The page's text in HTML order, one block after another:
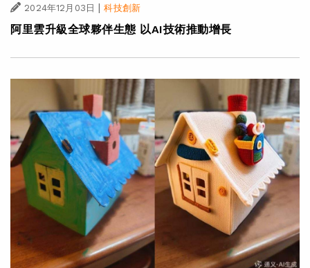
2024年12月03日 | 科技創新
阿里雲升級全球夥伴生態 以AI技術推動增長